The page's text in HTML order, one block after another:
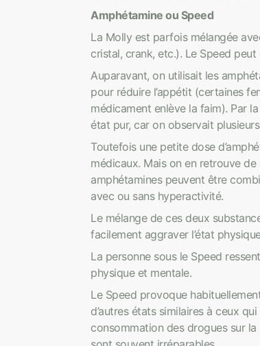
Amphétamine ou Speed
La Molly est parfois mélangée
cristal, crank, etc.). Le Speed
Auparavant, on utilisait les
pour réduire l’appétit (certaines
médicament enlève la faim). Par
état pur, car on observait
Toutefois une petite dose
médicaux. Mais on en retrouve
amphétamines peuvent être
avec ou sans hyperactivité.
Le mélange de ces deux
facilement aggraver l’état
La personne sous le Speed
physique et mentale.
Le Speed provoque
d’autres états similaires à ceux
consommation des drogues sur